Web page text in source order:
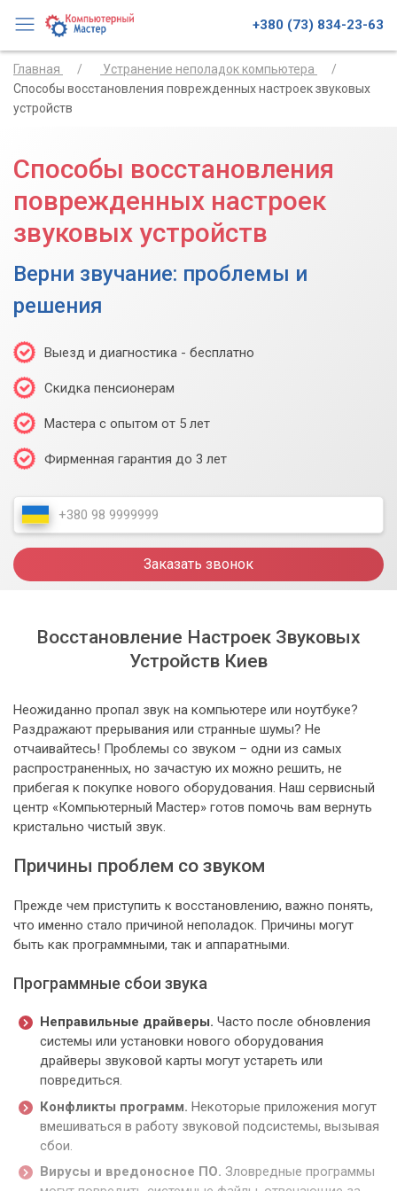
+380 (73) 834-23-63
Главная
Устранение неполадок компьютера
Способы восстановления поврежденных настроек звуковых
устройств
Способы восстановления
поврежденных настроек
звуковых устройств
Верни звучание: проблемы и
решения
Выезд и диагностика - бесплатно
Скидка пенсионерам
Мастера с опытом от 5 лет
Фирменная гарантия до 3 лет
Заказать звонок
Восстановление Настроек Звуковых
Устройств Киев
Неожиданно пропал звук на компьютере или ноутбуке?
Раздражают прерывания или странные шумы? Не
отчаивайтесь! Проблемы со звуком – одни из самых
распространенных, но зачастую их можно решить, не
прибегая к покупке нового оборудования. Наш сервисный
центр «Компьютерный Мастер» готов помочь вам вернуть
кристально чистый звук.
Причины проблем со звуком
Прежде чем приступить к восстановлению, важно понять,
что именно стало причиной неполадок. Причины могут
быть как программными, так и аппаратными.
Программные сбои звука
Неправильные драйверы. Часто после обновления
системы или установки нового оборудования
драйверы звуковой карты могут устареть или
повредиться.
Конфликты программ. Некоторые приложения могут
вмешиваться в работу звуковой подсистемы, вызывая
сбои.
Вирусы и вредоносное ПО. Зловредные программы